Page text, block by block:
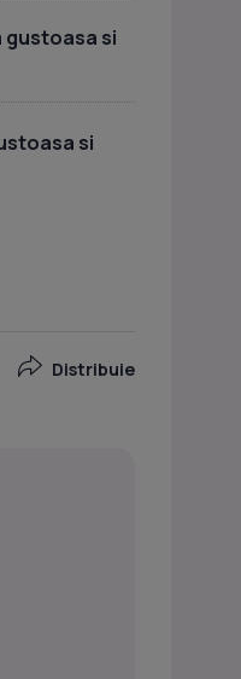
gustoasa si
si
Distribuie